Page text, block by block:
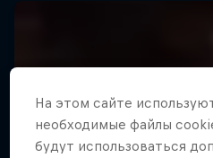
На этом сайте
необходимые файлы
будут использоваться